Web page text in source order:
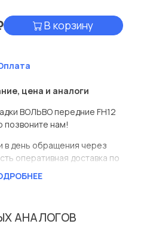
В корзину
цена и аналоги
ВОЛЬВО передние FH12
позвоните нам!
в день обращения через
оперативная доставка по
с номерами, убедитесь сами.
АНАЛОГОВ